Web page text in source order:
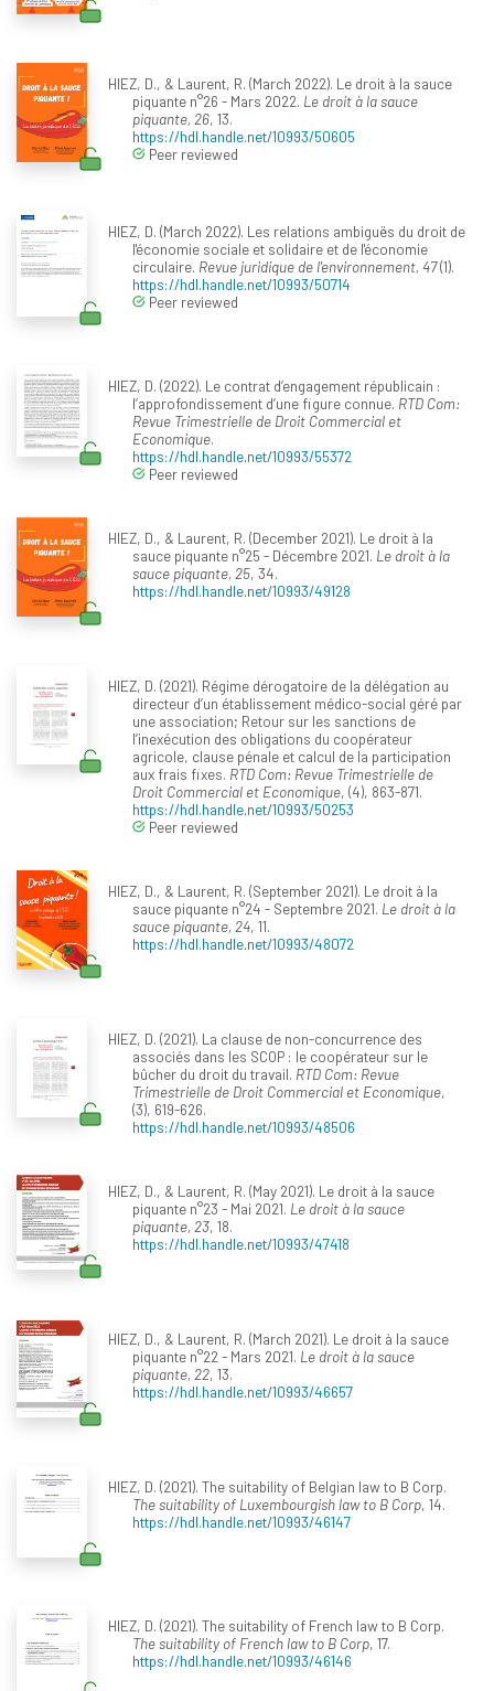
HIEZ, D., & Laurent, R. (March 2022). Le droit à la sauce
piquante n°26 - Mars 2022. Le droit à la sauce
piquante, 26, 13.
https://hdl.handle.net/10993/50605
Peer reviewed
HIEZ, D. (March 2022). Les relations ambiguës du droit de
l'économie sociale et solidaire et de l'économie
circulaire. Revue juridique de l'environnement, 47(1).
https://hdl.handle.net/10993/50714
Peer reviewed
HIEZ, D. (2022). Le contrat d’engagement républicain :
l’approfondissement d’une figure connue. RTD Com:
Revue Trimestrielle de Droit Commercial et
Economique.
https://hdl.handle.net/10993/55372
Peer reviewed
HIEZ, D., & Laurent, R. (December 2021). Le droit à la
sauce piquante n°25 - Décembre 2021. Le droit à la
sauce piquante, 25, 34.
https://hdl.handle.net/10993/49128
HIEZ, D. (2021). Régime dérogatoire de la délégation au
directeur d’un établissement médico-social géré par
une association; Retour sur les sanctions de
l’inexécution des obligations du coopérateur
agricole, clause pénale et calcul de la participation
aux frais fixes. RTD Com: Revue Trimestrielle de
Droit Commercial et Economique, (4), 863-871.
https://hdl.handle.net/10993/50253
Peer reviewed
HIEZ, D., & Laurent, R. (September 2021). Le droit à la
sauce piquante n°24 - Septembre 2021. Le droit à la
sauce piquante, 24, 11.
https://hdl.handle.net/10993/48072
HIEZ, D. (2021). La clause de non-concurrence des
associés dans les SCOP : le coopérateur sur le
bûcher du droit du travail. RTD Com: Revue
Trimestrielle de Droit Commercial et Economique,
(3), 619-626.
https://hdl.handle.net/10993/48506
HIEZ, D., & Laurent, R. (May 2021). Le droit à la sauce
piquante n°23 - Mai 2021. Le droit à la sauce
piquante, 23, 18.
https://hdl.handle.net/10993/47418
HIEZ, D., & Laurent, R. (March 2021). Le droit à la sauce
piquante n°22 - Mars 2021. Le droit à la sauce
piquante, 22, 13.
https://hdl.handle.net/10993/46657
HIEZ, D. (2021). The suitability of Belgian law to B Corp.
The suitability of Luxembourgish law to B Corp, 14.
https://hdl.handle.net/10993/46147
HIEZ, D. (2021). The suitability of French law to B Corp.
The suitability of French law to B Corp, 17.
https://hdl.handle.net/10993/46146